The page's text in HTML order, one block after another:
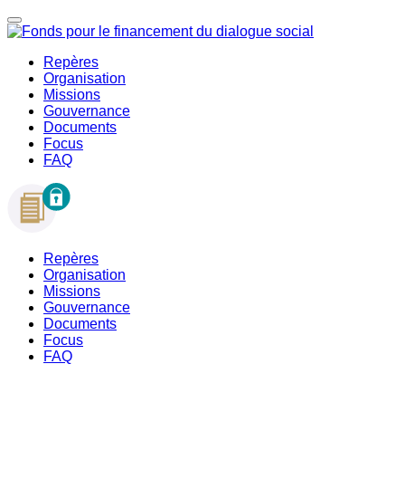
Repères
Organisation
Missions
Gouvernance
Documents
Focus
FAQ
Repères
Organisation
Missions
Gouvernance
Documents
Focus
FAQ